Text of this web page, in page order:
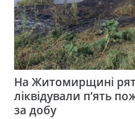
На Житомирщині
ліквідували п’ять
за добу